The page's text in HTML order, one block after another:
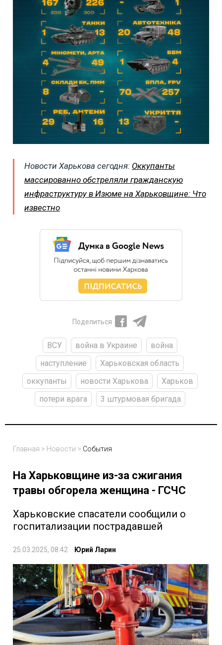
Новости Харькова сегодня: Оккупанты
массированно обстреляли гражданскую
инфраструктуру в Изюме на Харьковщине: Что
известно
Поделиться
ВСУ война в Украине
война
наступление
Харьковская область
оккупанты
новости Харькова
Харьков
потери врага
3 штурмовая бригада
Главная > Новости > События
На Харьковщине из-за сжигания
травы обгорела женщина - ГСЧС
Харьковские спасатели сообщили о
госпитализации пострадавшей
25.03.2025, 08:42 Юрий Ларин